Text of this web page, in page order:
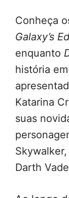
Conheça
Galaxy’s
enquanto
história
Katarina
suas
Darth